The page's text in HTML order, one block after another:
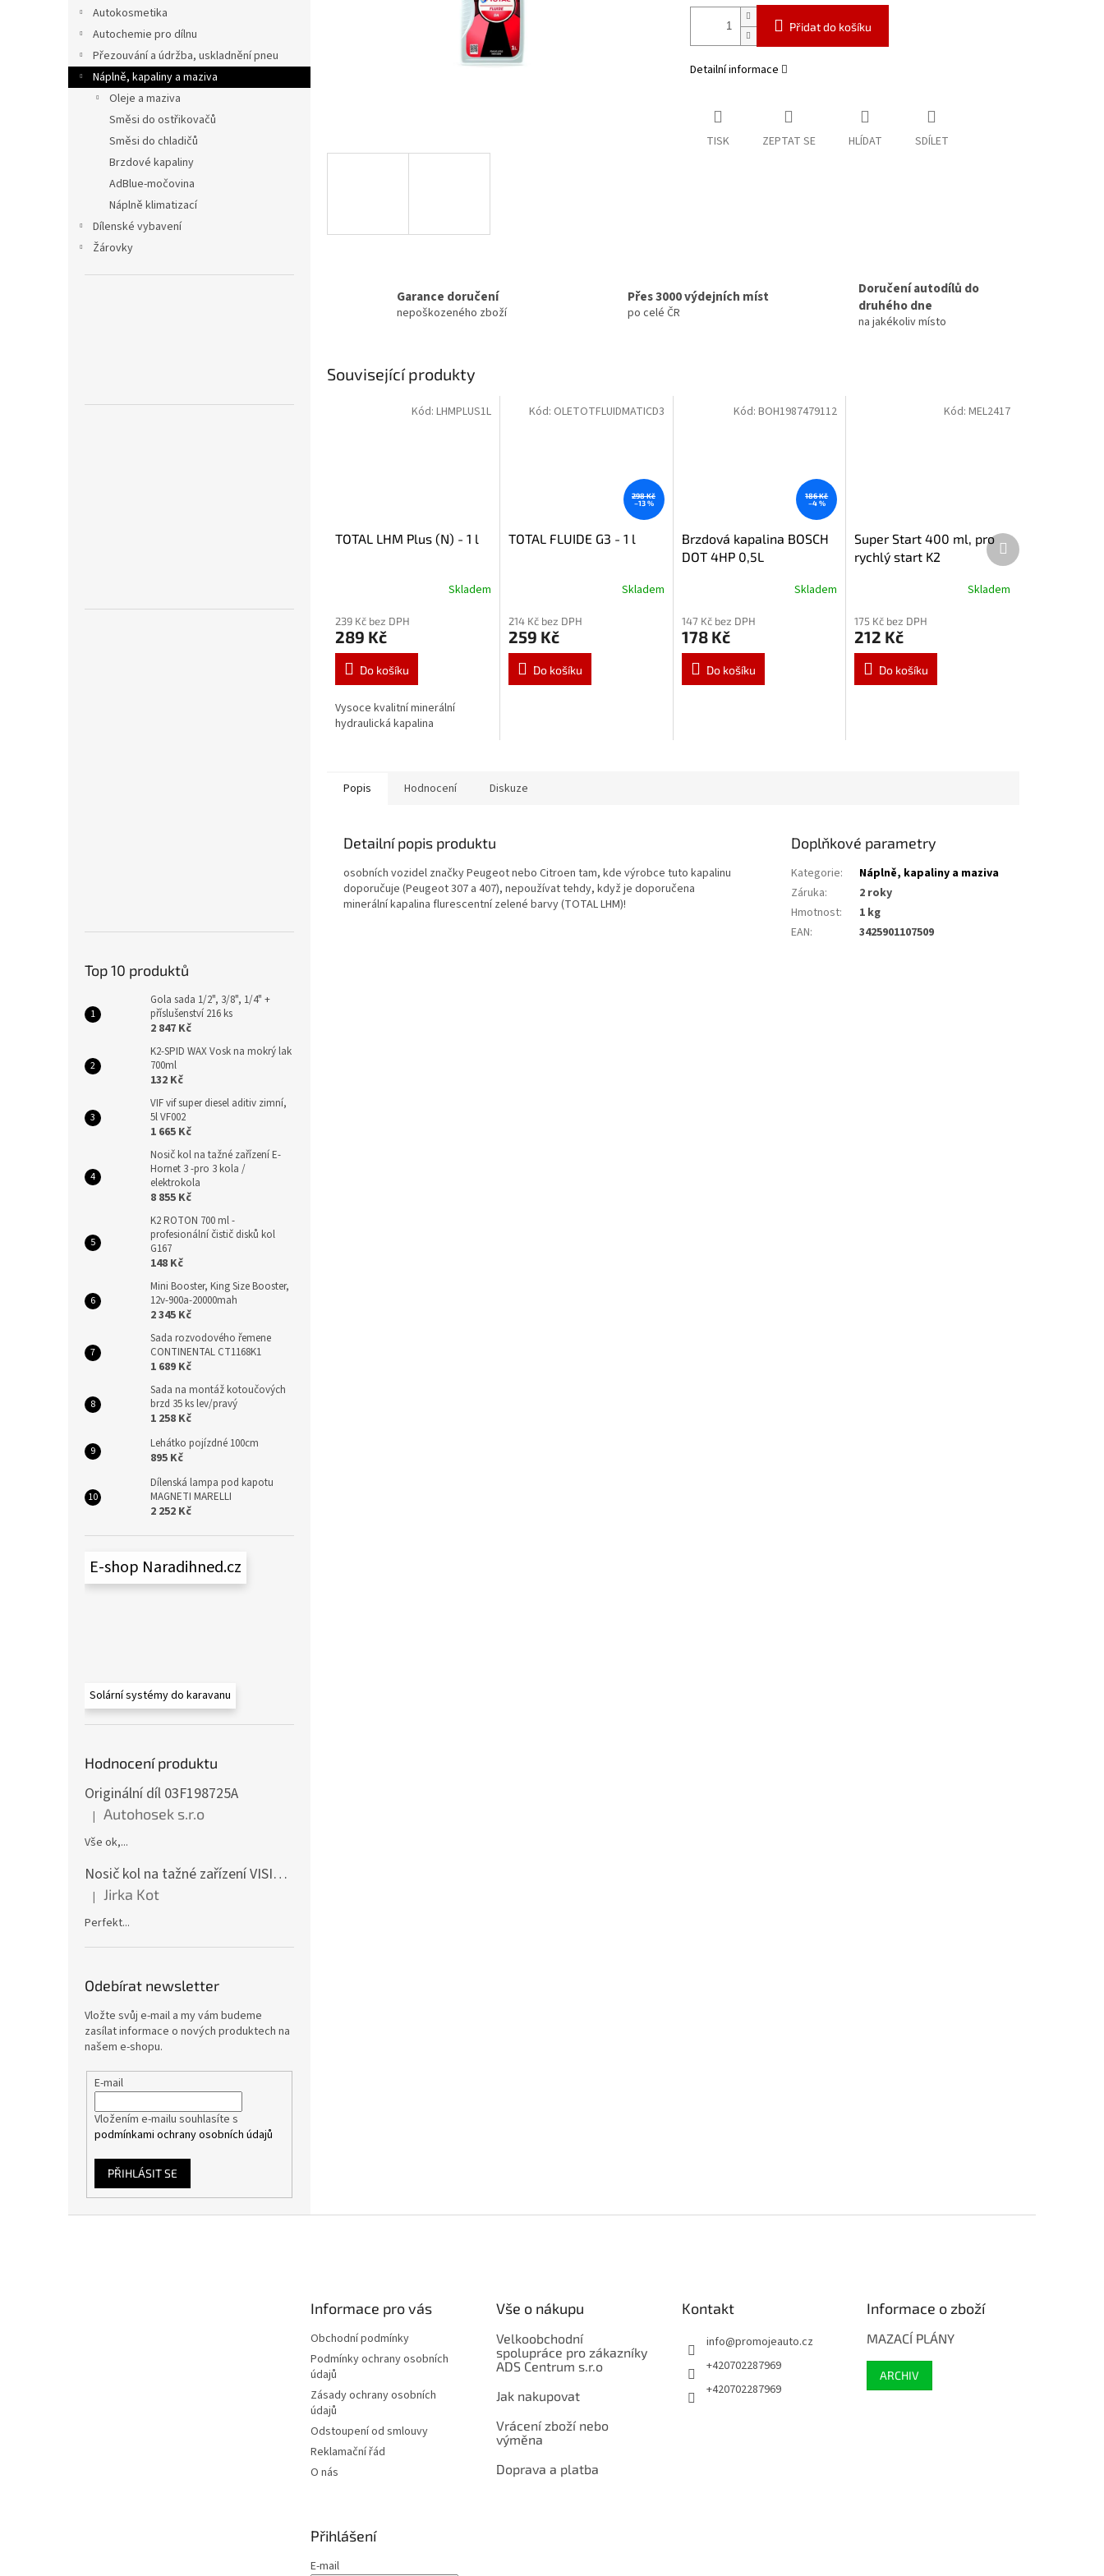
Autokosmetika
Autochemie pro dílnu
Přezouvání a údržba, uskladnění pneu
Náplně, kapaliny a maziva
Oleje a maziva
Směsi do ostřikovačů
Směsi do chladičů
Brzdové kapaliny
AdBlue-močovina
Náplně klimatizací
Dílenské vybavení
Žárovky
Top 10 produktů
Gola sada 1/2", 3/8", 1/4" +
příslušenství 216 ks
2 847 Kč
K2-SPID WAX Vosk na mokrý lak
700ml
132 Kč
VIF vif super diesel aditiv zimní,
5l VF002
1 665 Kč
Nosič kol na tažné zařízení E-
Hornet 3 -pro 3 kola /
elektrokola
8 855 Kč
K2 ROTON 700 ml -
profesionální čistič disků kol
G167
148 Kč
Mini Booster, King Size Booster,
12v-900a-20000mah
2 345 Kč
Sada rozvodového řemene
CONTINENTAL CT1168K1
1 689 Kč
Sada na montáž kotoučových
brzd 35 ks lev/pravý
1 258 Kč
Lehátko pojízdné 100cm
895 Kč
Dílenská lampa pod kapotu
MAGNETI MARELLI
2 252 Kč
E-shop Naradihned.cz
Solární systémy do karavanu
Hodnocení produktu
Originální díl 03F198725A
Hodnocení produktu je 5 z 5 hvězdiček.
| Autohosek s.r.o
Vše ok,...
Nosič kol na tažné zařízení VISION 4 - pro 4 kola CF19591-4EFA
Hodnocení produktu je 5 z 5 hvězdiček.
| Jirka Kot
Perfekt...
Odebírat newsletter
Vložte svůj e-mail a my vám budeme
zasílat informace o nových produktech na
našem e-shopu.
E-mail
Vložením e-mailu souhlasíte s
podmínkami ochrany osobních údajů
PŘIHLÁSIT SE
Přidat do košíku
Detailní informace
TISK ZEPTAT SE HLÍDAT SDÍLET
Garance doručení
nepoškozeného zboží
Přes 3000 výdejních míst
po celé ČR
Doručení autodílů do
druhého dne
na jakékoliv místo
Související produkty
TOTAL LHM Plus (N) - 1 l
Skladem
239 Kč bez DPH
289 Kč
Do košíku
Vysoce kvalitní minerální
hydraulická kapalina
Kód: LHMPLUS1L
298 Kč
–13 %
TOTAL FLUIDE G3 - 1 l
Skladem
214 Kč bez DPH
259 Kč
Do košíku
Kód: OLETOTFLUIDMATICD3
186 Kč
–4 %
Brzdová kapalina BOSCH
DOT 4HP 0,5L
Skladem
147 Kč bez DPH
178 Kč
Do košíku
Kód:BOH1987479112
Super Start 400 ml, pro
rychlý start K2
Skladem
175 Kč bez DPH
212 Kč
Do košíku
Kód: MEL2417
Další
produkt
Popis Hodnocení Diskuze
Detailní popis produktu
osobních vozidel značky Peugeot nebo Citroen tam, kde výrobce tuto kapalinu
doporučuje (Peugeot 307 a 407), nepoužívat tehdy, když je doporučena
minerální kapalina flurescentní zelené barvy (TOTAL LHM)!
Doplňkové parametry
Kategorie:
Náplně, kapaliny a maziva
Záruka:
2 roky
Hmotnost:
1 kg
EAN: 3425901107509
Informace pro vás
Obchodní podmínky
Podmínky ochrany osobních
údajů
Zásady ochrany osobních
údajů
Odstoupení od smlouvy
Reklamační řád
O nás
Vše o nákupu
Velkoobchodní
spolupráce pro zákazníky
ADS Centrum s.r.o
Jak nakupovat
Vrácení zboží nebo
výměna
Doprava a platba
Kontakt
info@promojeauto.cz
+420702287969
+420702287969
Informace o zboží
MAZACÍ PLÁNY
ARCHIV
Přihlášení
E-mail